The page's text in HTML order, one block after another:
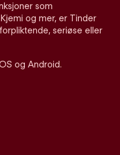
som
og mer, er Tinder
seriøse eller
og Android.